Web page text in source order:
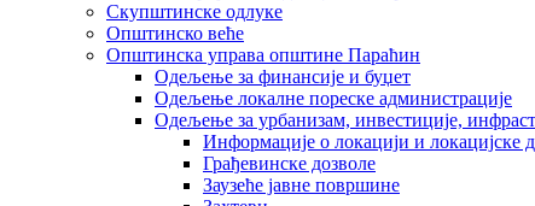
Скупштинске одлуке
Општинско веће
Општинска управа општине Параћин
Одељење за финансије и буџет
Одељење локалне пореске администрације
Одељење за урбанизам, инвестиције,
Информације о локацији и локацијске
Грађевинске дозволе
Заузеће јавне површине